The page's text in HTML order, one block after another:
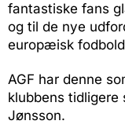
fantastiske fans
og til de nye
europæisk
AGF har denne
klubbens tidligere
Jønsson.